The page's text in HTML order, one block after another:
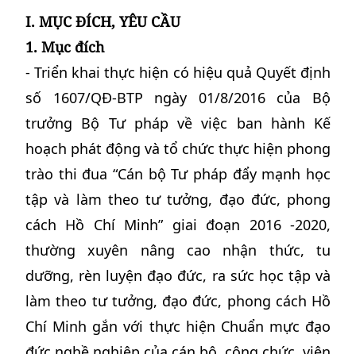
I. MỤC ĐÍCH, YÊU CẦU
1. Mục đích
- Triển khai thực hiện có hiệu quả Quyết định
số 1607/QĐ-BTP ngày 01/8/2016 của Bộ
trưởng Bộ Tư pháp về việc ban hành Kế
hoạch phát động và tổ chức thực hiện phong
trào thi đua “Cán bộ Tư pháp đẩy mạnh học
tập và làm theo tư tưởng, đạo đức, phong
cách Hồ Chí Minh” giai đoạn 2016 -2020,
thường xuyên nâng cao nhận thức, tu
dưỡng, rèn luyện đạo đức, ra sức học tập và
làm theo tư tưởng, đạo đức, phong cách Hồ
Chí Minh gắn với thực hiện Chuẩn mực đạo